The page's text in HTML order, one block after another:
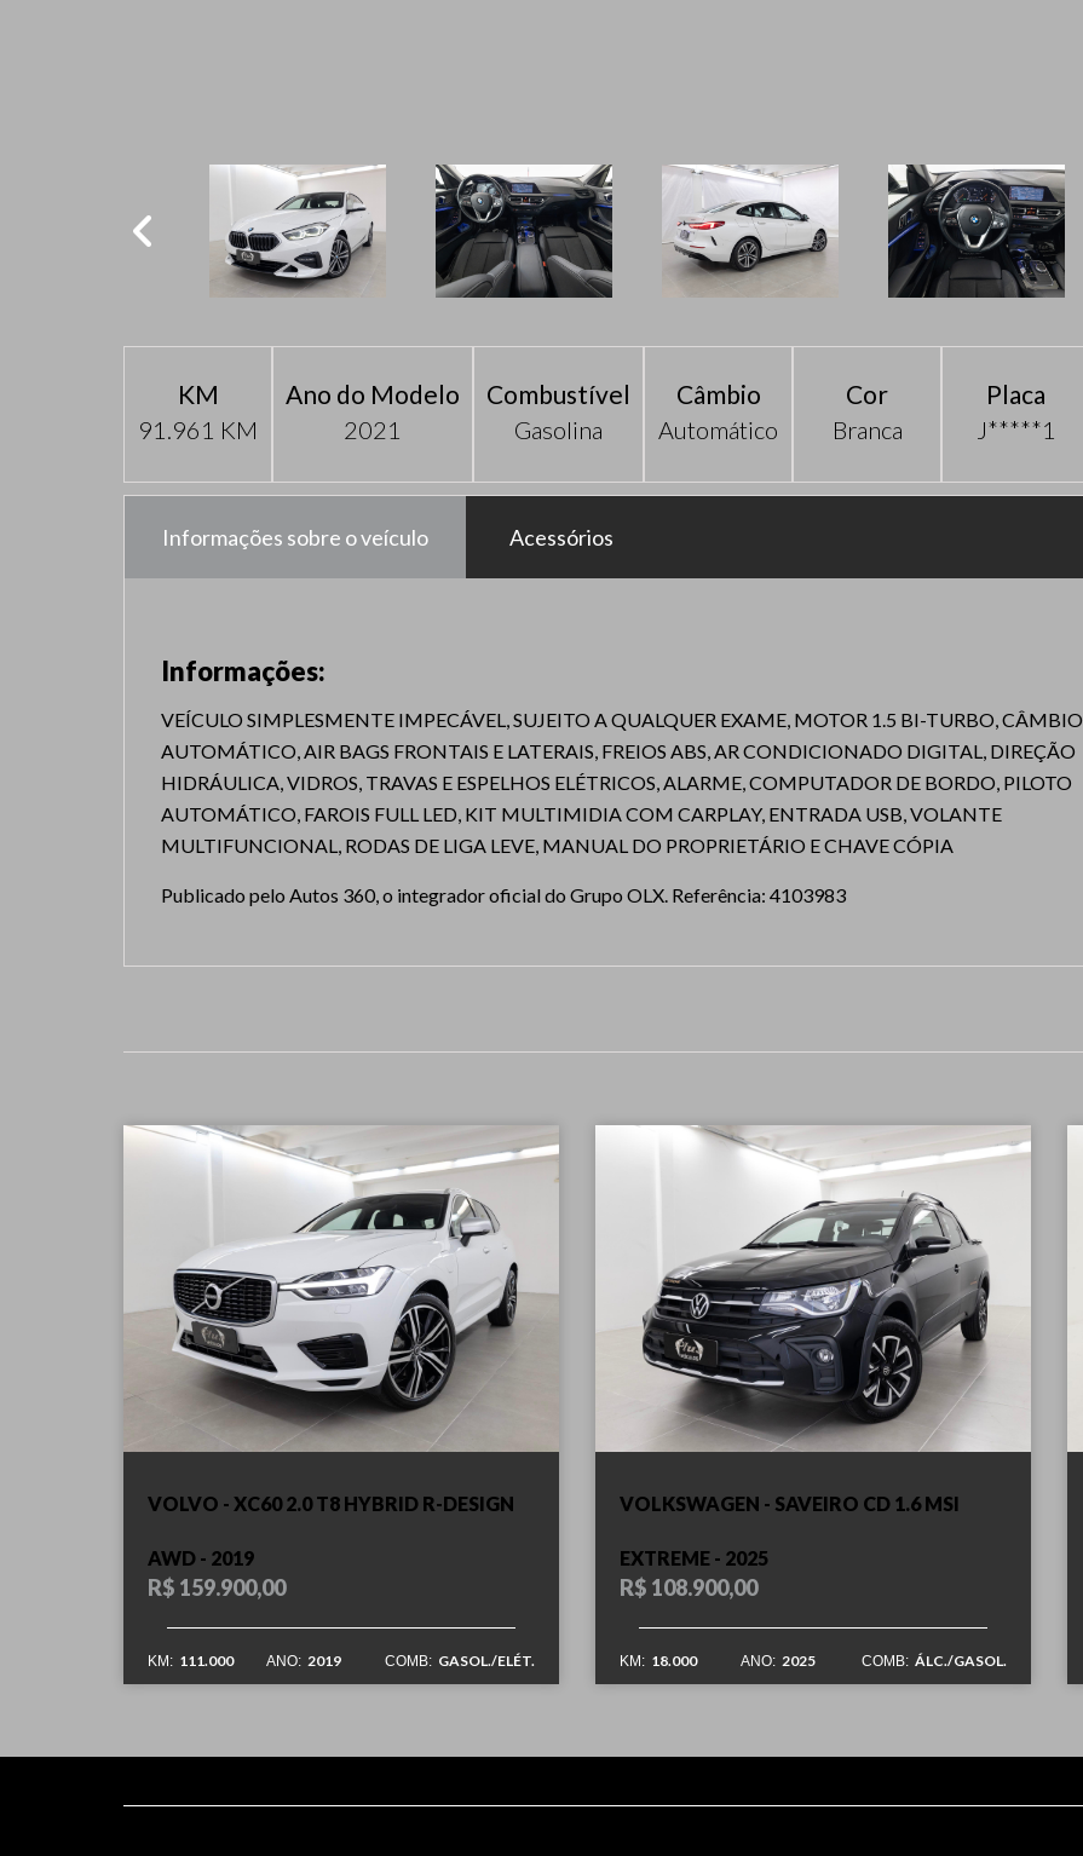
91.961 KM
KM
2021
Ano do Modelo
Gasolina
Combustível
Automático
Câmbio
Branca
Cor
J*****1
Placa
Informações sobre o veículo Acessórios
Informações:
VEÍCULO SIMPLESMENTE IMPECÁVEL, SUJEITO A QUALQUER EXAME, MOTOR 1.5 BI-TURBO, CÂMBIO
AUTOMÁTICO, AIR BAGS FRONTAIS E LATERAIS, FREIOS ABS, AR CONDICIONADO DIGITAL, DIREÇÃO
HIDRÁULICA, VIDROS, TRAVAS E ESPELHOS ELÉTRICOS, ALARME, COMPUTADOR DE BORDO, PILOTO
AUTOMÁTICO, FAROIS FULL LED, KIT MULTIMIDIA COM CARPLAY, ENTRADA USB, VOLANTE
MULTIFUNCIONAL, RODAS DE LIGA LEVE, MANUAL DO PROPRIETÁRIO E CHAVE CÓPIA
Publicado pelo Autos 360, o integrador oficial do Grupo OLX. Referência: 4103983
VOLVO - XC60 2.0 T8 HYBRID R-DESIGN
AWD - 2019
R$ 159.900,00
111.000 2019 GASOL./ELÉT.
VOLKSWAGEN - SAVEIRO CD 1.6 MSI
EXTREME - 2025
R$ 108.900,00
18.000 2025 ÁLC./GASOL.